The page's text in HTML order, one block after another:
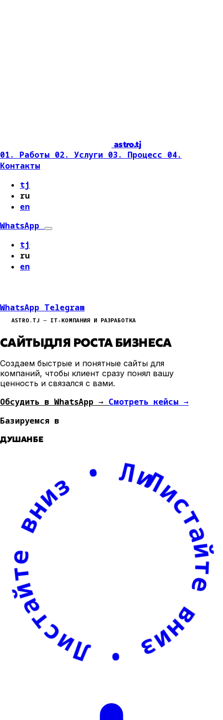
astro.tj
01. Работы 02. Услуги 03. Процесс 04.
Контакты
tj
ru
en
WhatsApp
tj
ru
en
WhatsApp Telegram
ASTRO.TJ ⏤ IT-КОМПАНИЯ И РАЗРАБОТКА
САЙТЫДЛЯ РОСТА БИЗНЕСА
Создаем быстрые и понятные сайты для
компаний, чтобы клиент сразу понял вашу
ценность и связался с вами.
Обсудить в WhatsApp → Смотреть кейсы →
Базируемся в
ДУШАНБЕ вниз • Листайте